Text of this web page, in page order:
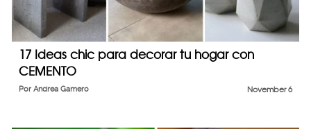
17 Ideas chic para decorar tu hogar con
CEMENTO
November 6
Por Andrea Gamero